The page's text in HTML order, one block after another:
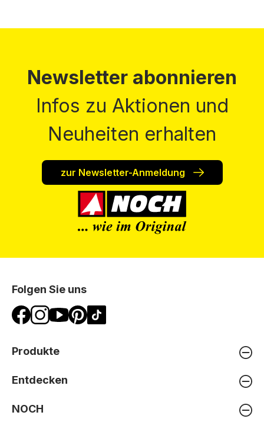
Newsletter abonnieren
Infos zu Aktionen und
Neuheiten erhalten
zur Newsletter-Anmeldung
Folgen Sie uns
Produkte
Entdecken
NOCH